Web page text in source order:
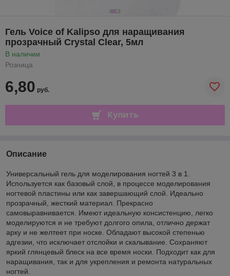
Гель Voice of Kalipso для наращивания
прозрачный Crystal Clear, 5мл
В наличии
Розница
6,80 руб.
Купить
Описание
Универсальный гель для моделирования ногтей 3 в 1.
Используется как базовый слой, в процессе моделирования
ногтевой пластины или как завершающий слой. Идеально
прозрачный, жесткий материал. Прекрасно
самовыравнивается. Имеют идеальную консистенцию, легко
моделируются и не требуют долгого опила, отлично держат
арку и не желтеет при носке. Обладают высокой степенью
адгезии, что исключает отслойки и скалывание. Сохраняют
яркий глянцевый блеск на все время носки. Подходит как для
наращивания, так и для укрепления и ремонта натуральных
ногтей.